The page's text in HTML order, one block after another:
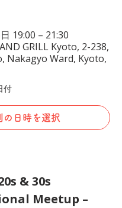
19:00 – 21:30
GRILL Kyoto, 2-238,
Nakagyo Ward, Kyoto,
付
の日時を選択
& 30s
Meetup –